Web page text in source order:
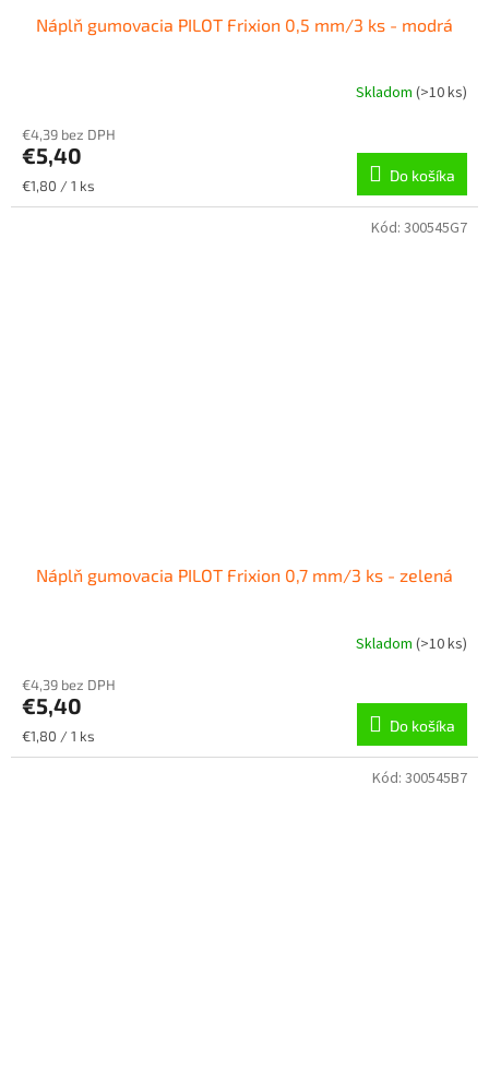
Náplň gumovacia PILOT Frixion 0,5 mm/3 ks - modrá
Skladom (>10 ks)
€4,39 bez DPH
€5,40
Jednotková
cena:
€1,80 / 1 ks
Do košíka
Náplň gumovacia PILOT Frixion 0,7 mm/3 ks - zelená
Skladom (>10 ks)
€4,39 bez DPH
€5,40
Jednotková
cena:
€1,80 / 1 ks
Do košíka
Kód: 300545G7
Kód: 300545B7